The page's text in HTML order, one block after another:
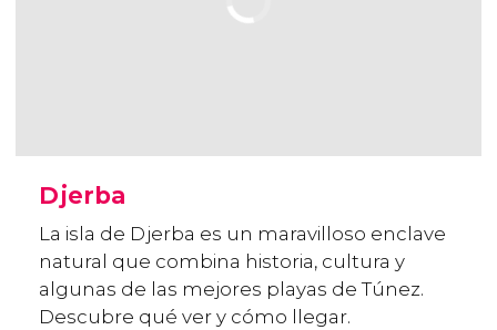
Djerba
La isla de Djerba es un maravilloso enclave
natural que combina historia, cultura y
algunas de las mejores playas de Túnez.
Descubre qué ver y cómo llegar.